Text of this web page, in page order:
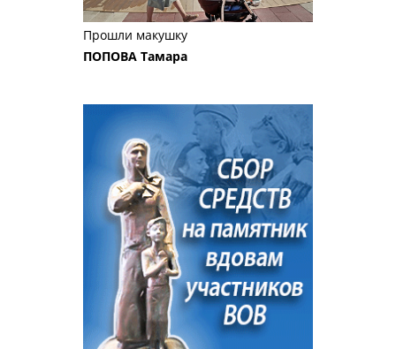
Прошли макушку
ПОПОВА Тамара